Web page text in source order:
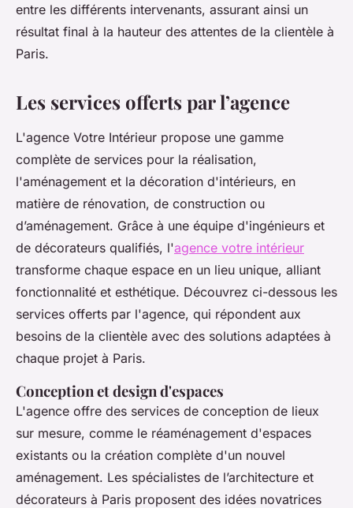
entre les différents intervenants, assurant ainsi un
résultat final à la hauteur des attentes de la clientèle à
Paris.
Les services offerts par l’agence
L'agence Votre Intérieur propose une gamme
complète de services pour la réalisation,
l'aménagement et la décoration d'intérieurs, en
matière de rénovation, de construction ou
d’aménagement. Grâce à une équipe d'ingénieurs et
de décorateurs qualifiés, l'agence votre intérieur
transforme chaque espace en un lieu unique, alliant
fonctionnalité et esthétique. Découvrez ci-dessous les
services offerts par l'agence, qui répondent aux
besoins de la clientèle avec des solutions adaptées à
chaque projet à Paris.
Conception et design d'espaces
L'agence offre des services de conception de lieux
sur mesure, comme le réaménagement d'espaces
existants ou la création complète d'un nouvel
aménagement. Les spécialistes de l’architecture et
décorateurs à Paris proposent des idées novatrices